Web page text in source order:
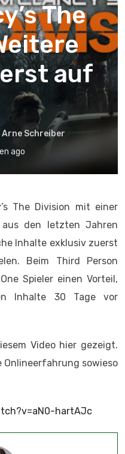
The
auf
Arne Schreiber
ago
The Division mit einer
aus den letzten Jahren
Inhalte exklusiv zuerst
Beim Third Person
Spieler einen Vorteil,
Inhalte 30 Tage vor
Video hier gezeigt.
Onlineerfahrung sowieso
hartAJc